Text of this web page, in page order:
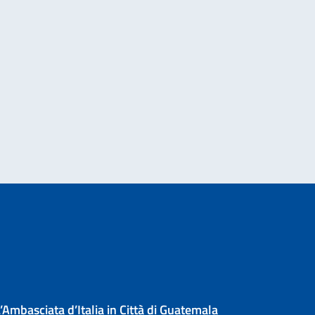
attuazione di iniziative umanitarie e di tutela dei diritti umani
d’Italia in Città di Guatemala